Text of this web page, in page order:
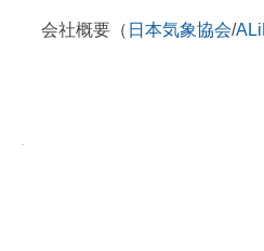
会社概要（ 日本気象協会/